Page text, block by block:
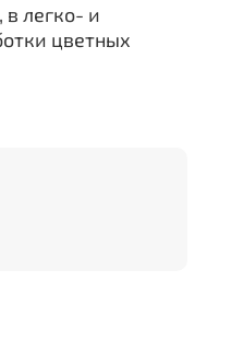
в легко- и
цветных
без